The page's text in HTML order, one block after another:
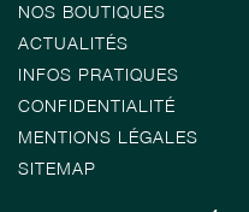
NOS BOUTIQUES
ACTUALITÉS
INFOS PRATIQUES
CONFIDENTIALITÉ
MENTIONS LÉGALES
SITEMAP